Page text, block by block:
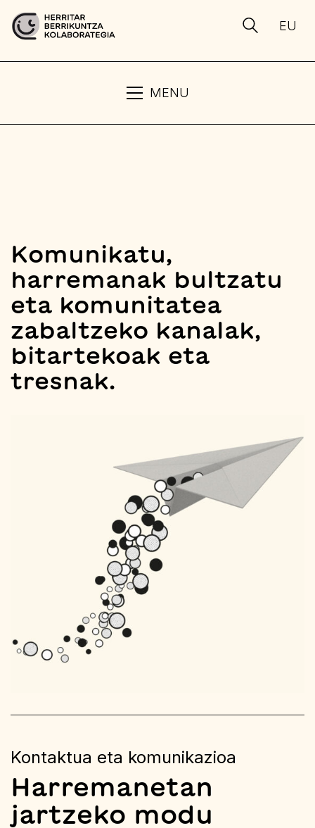
EU
MENU
Komunikatu,
harremanak bultzatu
eta komunitatea
zabaltzeko kanalak,
bitartekoak eta
tresnak.
Kontaktua eta komunikazioa
Harremanetan
jartzeko modu